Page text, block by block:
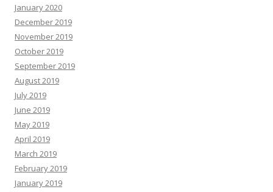
January 2020
December 2019
November 2019
October 2019
September 2019
August 2019
July 2019
June 2019
May 2019
April 2019
March 2019
February 2019
January 2019